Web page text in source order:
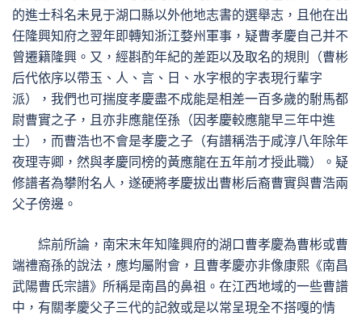
的進士科名未見于湖口縣以外他地志書的選舉志，且他在出
任隆興知府之翌年即轉知浙江婺州軍事，疑曹孝慶自己并不
曾遷籍隆興。又，經斟酌年紀的差距以及取名的規則（曹彬
后代依序以帶玉、人、言、日、水字根的字表現行輩字
派），我們也可揣度孝慶盡不成能是相差一百多歲的駙馬都
尉曹實之子，且亦非應龍侄孫（因孝慶較應龍早三年中進
士），而曹浩也不會是孝慶之子（有譜稱浩于咸淳八年除年
夜理寺卿，然與孝慶同榜的黃應龍在五年前才授此職）。疑
修譜者為攀附名人，遂硬將孝慶拔出曹彬后裔曹實與曹浩兩
父子傍邊。
綜前所論，南宋末年知隆興府的湖口曹孝慶為曹彬或曹
端禮裔孫的說法，應均屬附會，且曹孝慶亦非像康熙《南昌
武陽曹氏宗譜》所稱是南昌的鼻祖。在江西地域的一些曹譜
中，有關孝慶父子三代的記敘或是以常呈現全不搭嘎的情